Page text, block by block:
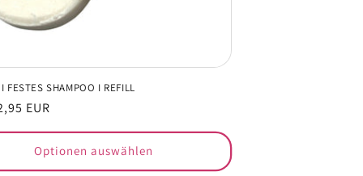
FESTES SHAMPOO I REFILL
EUR
Optionen auswählen